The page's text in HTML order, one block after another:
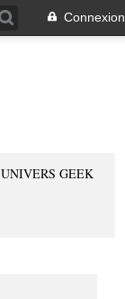
Connexion
UNIVERS GEEK